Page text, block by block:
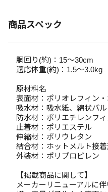
商品スペック
胴回り(約)：15～30cm
適応体重(約)：1.5～3.0kg
原材料名
表面材：ポリオレフィン
吸水材：吸水紙、綿状パ
防水材：ポリエチレンフ
止着材：ポリエステル
伸縮材：ポリウレタン
結合材：ホットメルト接着
外装材：ポリプロピレン
【掲載商品に関して】
メーカーリニューアルに